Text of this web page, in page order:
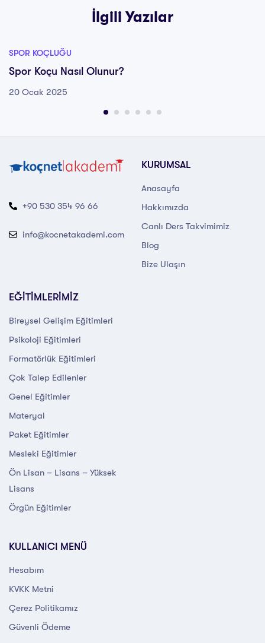
İlgili Yazılar
SPOR KOÇLUĞU
Spor Koçu Nasıl Olunur?
20 Ocak 2025
+90 530 354 96 66
info@kocnetakademi.com
KURUMSAL
Anasayfa
Hakkımızda
Canlı Ders Takvimimiz
Blog
Bize Ulaşın
EĞİTİMLERİMİZ
Bireysel Gelişim Eğitimleri
Psikoloji Eğitimleri
Formatörlük Eğitimleri
Çok Talep Edilenler
Genel Eğitimler
Materyal
Paket Eğitimler
Mesleki Eğitimler
Ön Lisan – Lisans – Yüksek
Lisans
Örgün Eğitimler
KULLANICI MENÜ
Hesabım
KVKK Metni
Çerez Politikamız
Güvenli Ödeme